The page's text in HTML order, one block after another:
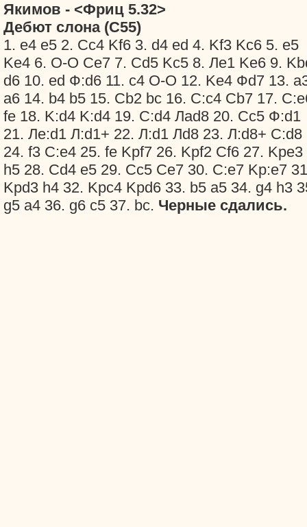
Якимов - <Фриц 5.32>
Дебют слона (С55)
1. e4 e5 2. Сc4 Kf6 3. d4 ed 4. Kf3 Kc6 5. e5
Ke4 6. O-O Сe7 7. Сd5 Kc5 8. Лe1 Ke6 9.
d6 10. ed Ф:d6 11. c4 O-O 12. Ke4 Фd7 13.
a6 14. b4 b5 15. Сb2 bc 16. С:c4 Сb7 17.
fe 18. K:d4 K:d4 19. С:d4 Лad8 20. Сc5 Ф:d1
21. Лe:d1 Л:d1+ 22. Л:d1 Лd8 23. Л:d8+ С:d8
24. f3 С:e4 25. fe Kрf7 26. Kрf2 Сf6 27. Kрe3
h5 28. Сd4 e5 29. Сc5 Сe7 30. С:e7 Kр:e7
Kрd3 h4 32. Kрc4 Kрd6 33. b5 a5 34. g4 h3
g5 a4 36. g6 c5 37. bc. Черные сдались.